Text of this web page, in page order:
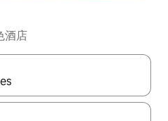
酒店
向键查看，或通过点击或滑动手势